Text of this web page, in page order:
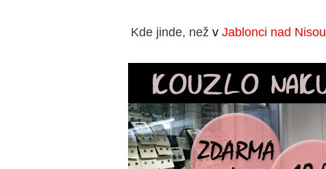
Kde jinde, než v Jablonci nad Nisou